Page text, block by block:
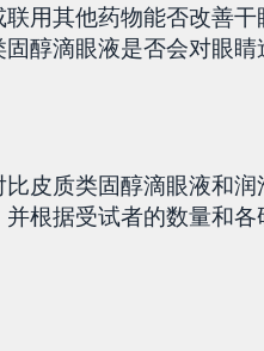
用其他药物能否改善
醇滴眼液是否会对眼睛
皮质类固醇滴眼液和
根据受试者的数量和